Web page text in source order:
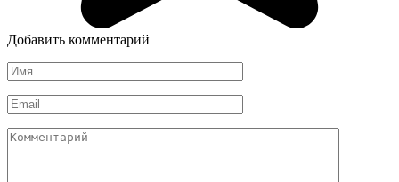
Добавить комментарий
Имя
*
Email
*
Комментарий